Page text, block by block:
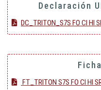
Declaración
DC_TRITON_S7S FO CI HI
FT_TRITON S7S FO CI HI